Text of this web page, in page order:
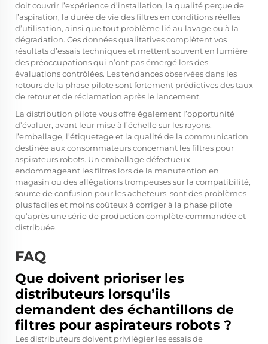
doit couvrir l’expérience d’installation, la qualité perçue de
l’aspiration, la durée de vie des filtres en conditions réelles
d’utilisation, ainsi que tout problème lié au lavage ou à la
dégradation. Ces données qualitatives complètent vos
résultats d’essais techniques et mettent souvent en lumière
des préoccupations qui n’ont pas émergé lors des
évaluations contrôlées. Les tendances observées dans les
retours de la phase pilote sont fortement prédictives des taux
de retour et de réclamation après le lancement.
La distribution pilote vous offre également l’opportunité
d’évaluer, avant leur mise à l’échelle sur les rayons,
l’emballage, l’étiquetage et la qualité de la communication
destinée aux consommateurs concernant les filtres pour
aspirateurs robots. Un emballage défectueux
endommageant les filtres lors de la manutention en
magasin ou des allégations trompeuses sur la compatibilité,
source de confusion pour les acheteurs, sont des problèmes
plus faciles et moins coûteux à corriger à la phase pilote
qu’après une série de production complète commandée et
distribuée.
FAQ
Que doivent prioriser les
distributeurs lorsqu’ils
demandent des échantillons de
filtres pour aspirateurs robots ?
Les distributeurs doivent privilégier les essais de